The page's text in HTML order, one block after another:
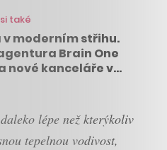
také
v moderním střihu.
Brain One
nové kanceláře v
lépe než kterýkoliv
tepelnou vodivost,